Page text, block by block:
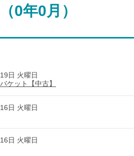
0年0月）
日 火曜日
ケット【中古】
日 火曜日
日 火曜日